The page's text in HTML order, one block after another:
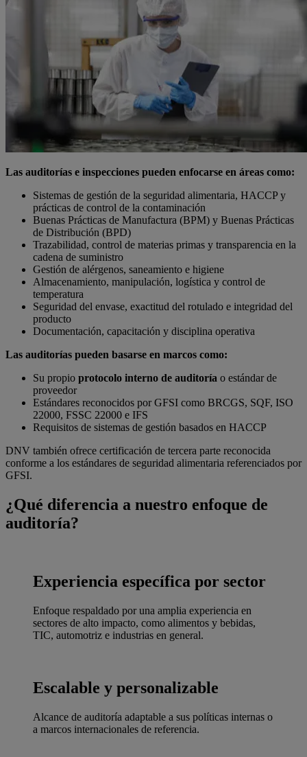
Las auditorías e inspecciones pueden enfocarse en áreas como:
Sistemas de gestión de la seguridad alimentaria, HACCP y
prácticas de control de la contaminación
Buenas Prácticas de Manufactura (BPM) y Buenas Prácticas
de Distribución (BPD)
Trazabilidad, control de materias primas y transparencia en la
cadena de suministro
Gestión de alérgenos, saneamiento e higiene
Almacenamiento, manipulación, logística y control de
temperatura
Seguridad del envase, exactitud del rotulado e integridad del
producto
Documentación, capacitación y disciplina operativa
Las auditorías pueden basarse en marcos como:
Su propio protocolo interno de auditoría o estándar de
proveedor
Estándares reconocidos por GFSI como BRCGS, SQF, ISO
22000, FSSC 22000 e IFS
Requisitos de sistemas de gestión basados en HACCP
DNV también ofrece certificación de tercera parte reconocida
conforme a los estándares de seguridad alimentaria referenciados por
GFSI.
¿Qué diferencia a nuestro enfoque de
auditoría?
Experiencia específica por sector
Enfoque respaldado por una amplia experiencia en
sectores de alto impacto, como alimentos y bebidas,
TIC, automotriz e industrias en general.
Escalable y personalizable
Alcance de auditoría adaptable a sus políticas internas o
a marcos internacionales de referencia.